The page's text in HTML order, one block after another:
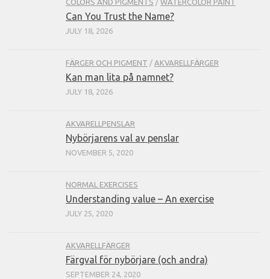
Can You Trust the Name?
JULY 18, 2026
FÄRGER OCH PIGMENT / AKVARELLFÄRGER
Kan man lita på namnet?
JULY 18, 2026
AKVARELLPENSLAR
Nybörjarens val av penslar
NOVEMBER 5, 2020
NORMAL EXERCISES
Understanding value – An exercise
JULY 25, 2020
AKVARELLFÄRGER
Färgval för nybörjare (och andra)
SEPTEMBER 24, 2020